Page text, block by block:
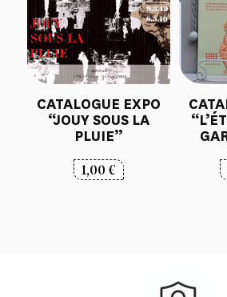
CATALOGUE EXPO
“JOUY SOUS LA
PLUIE”
1,00€